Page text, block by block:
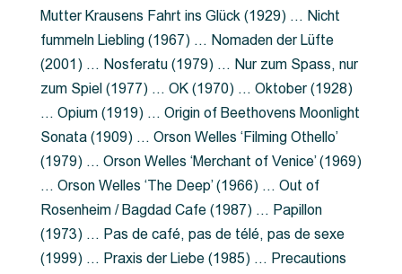
Mutter Krausens Fahrt ins Glück (1929) … Nicht
fummeln Liebling (1967) … Nomaden der Lüfte
(2001) … Nosferatu (1979) … Nur zum Spass, nur
zum Spiel (1977) … OK (1970) … Oktober (1928)
… Opium (1919) … Origin of Beethovens Moonlight
Sonata (1909) … Orson Welles ‘Filming Othello’
(1979) … Orson Welles ‘Merchant of Venice’ (1969)
… Orson Welles ‘The Deep’ (1966) … Out of
Rosenheim / Bagdad Cafe (1987) … Papillon
(1973) … Pas de café, pas de télé, pas de sexe
(1999) … Praxis der Liebe (1985) … Precautions